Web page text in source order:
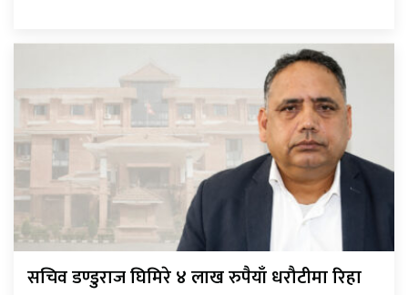
सचिव डण्डुराज घिमिरे ४ लाख रुपैयाँ धरौटीमा रिहा